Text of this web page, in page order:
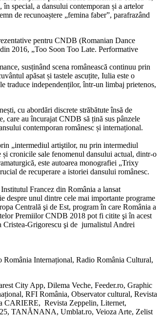
special, a dansului contemporan și a artelor
de recunoaștere „femina faber”, parafrazând
pentru CNDB (Romanian Dance
2016, „Too Soon Too Late. Performative
susținând scena românească continuu prin
apăsat și tastele ascuțite, Iulia este o
traduce independenților, într-un limbaj prietenos,
cu abordări discrete străbătute însă de
care au încurajat CNDB să țină sus pânzele
contemporan românesc și internațional.
„intermediul artiştilor, nu prin intermediul
cronicile sale fenomenul dansului actual, dintr-o
este autoarea monografiei „Trixy
de recuperare a istoriei dansului românesc.
Francez din România a lansat
despre unul dintre cele mai importante programe
Centrală şi de Est, program în care România a
Premiilor CNDB 2018 pot fi citite şi în acest
Cristea-Grigorescu şi de jurnalistul Andrei
Internațional, Radio România Cultural,
City App, Dilema Veche, Feeder.ro, Graphic
RFI România, Observator cultural, Revista
CARIERE, Revista Zeppelin, Liternet,
TANĂNANA, Umblat.ro, Veioza Arte, Zelist